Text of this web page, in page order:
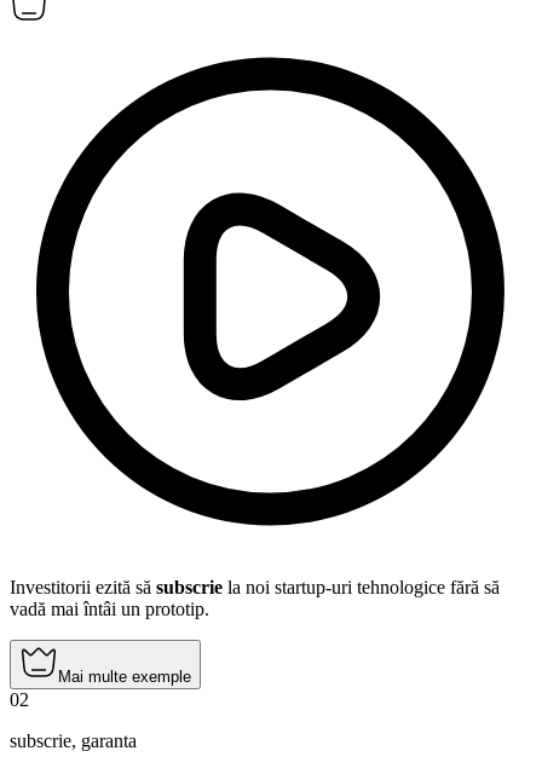
Investitorii ezită să subscrie la noi startup-uri tehnologice fără să
vadă mai întâi un prototip.
Mai multe exemple
02
subscrie, garanta